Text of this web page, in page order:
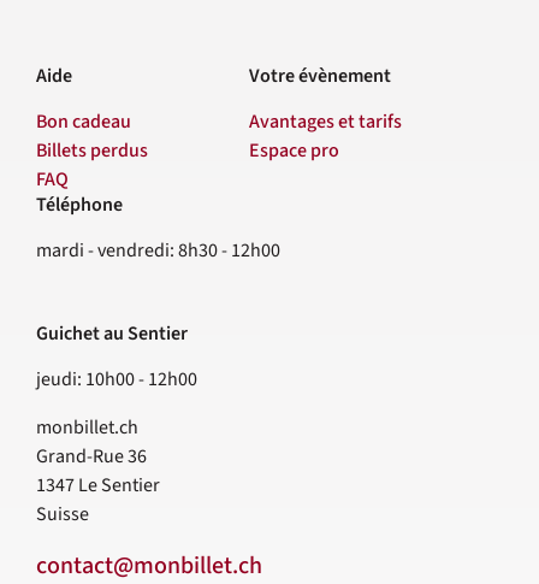
Aide
Bon cadeau
Billets perdus
FAQ
Votre évènement
Avantages et tarifs
Espace pro
Contact
Téléphone
mardi - vendredi: 8h30 - 12h00
Guichet au Sentier
jeudi: 10h00 - 12h00
monbillet.ch
Grand-Rue 36
1347Le Sentier
Suisse
contact@monbillet.ch